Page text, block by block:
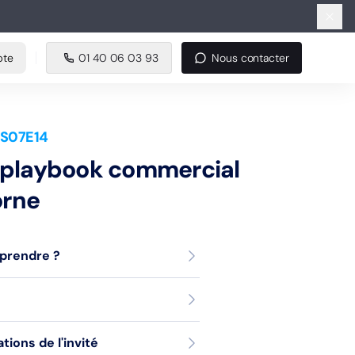
01 40 06 03 93 Nous contacter
01 40 06 03 93 Nous contacter
commercial
?
de l'invité